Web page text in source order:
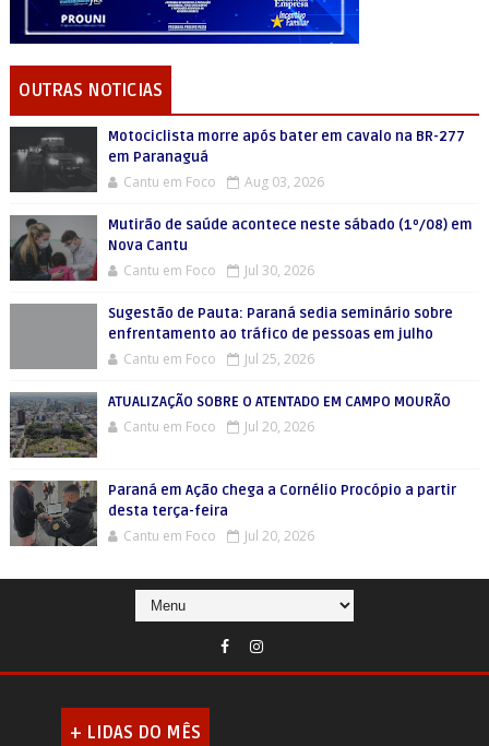
OUTRAS NOTICIAS
Motociclista morre após bater em cavalo na BR-277
em Paranaguá
Cantu em Foco Aug 03, 2026
Mutirão de saúde acontece neste sábado (1º/08) em
Nova Cantu
Cantu em Foco Jul 30, 2026
Sugestão de Pauta: Paraná sedia seminário sobre
enfrentamento ao tráfico de pessoas em julho
Cantu em Foco Jul 25, 2026
ATUALIZAÇÃO SOBRE O ATENTADO EM CAMPO MOURÃO
Cantu em Foco Jul 20, 2026
Paraná em Ação chega a Cornélio Procópio a partir
desta terça-feira
Cantu em Foco Jul 20, 2026
+ LIDAS DO MÊS